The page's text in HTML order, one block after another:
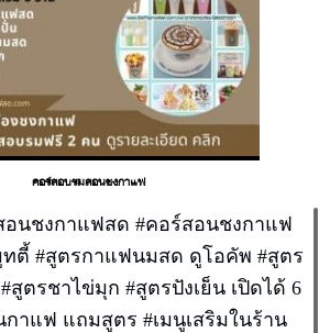
คอร์สอบรมสอนชงกาแฟ
อนชงกาแฟสด #คอร์สอนชงกาแฟ
ตี้ #สูตรกาแฟนมสด ดูโอคัพ #สูตร
สูตรชาไข่มุก #สูตรปังเย็น เปิดได้ 6
กาแฟ แถมสูตร #เมนูเสริมในร้าน